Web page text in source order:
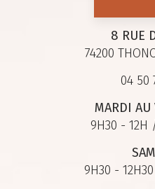
8 RUE
74200
04 50
MARDI AU
9H30 - 12H
9H30 -